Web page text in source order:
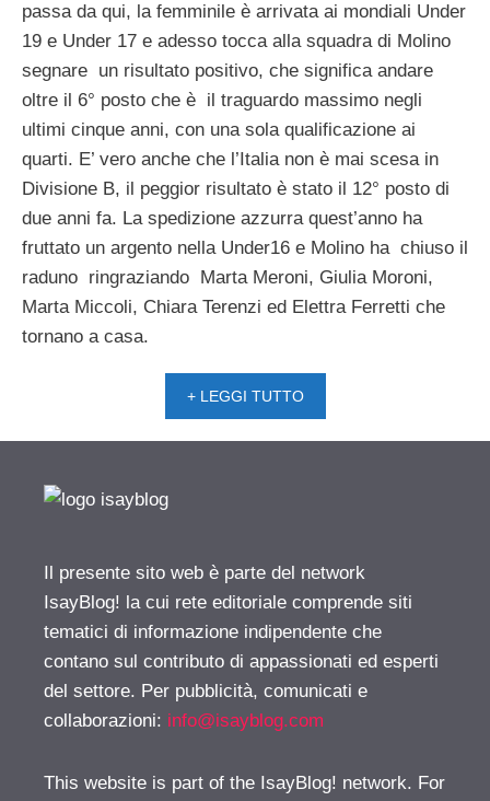
passa da qui, la femminile è arrivata ai mondiali Under
19 e Under 17 e adesso tocca alla squadra di Molino
segnare un risultato positivo, che significa andare
oltre il 6° posto che è il traguardo massimo negli
ultimi cinque anni, con una sola qualificazione ai
quarti. E’ vero anche che l’Italia non è mai scesa in
Divisione B, il peggior risultato è stato il 12° posto di
due anni fa. La spedizione azzurra quest’anno ha
fruttato un argento nella Under16 e Molino ha chiuso il
raduno ringraziando Marta Meroni, Giulia Moroni,
Marta Miccoli, Chiara Terenzi ed Elettra Ferretti che
tornano a casa.
+ LEGGI TUTTO
Il presente sito web è parte del network
IsayBlog! la cui rete editoriale comprende siti
tematici di informazione indipendente che
contano sul contributo di appassionati ed esperti
del settore. Per pubblicità, comunicati e
collaborazioni: info@isayblog.com
This website is part of the IsayBlog! network. For